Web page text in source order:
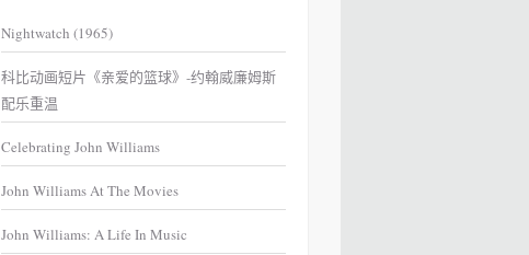
Nightwatch (1965)
科比动画短片《亲爱的篮球》-约翰威廉姆斯
配乐重温
Celebrating John Williams
John Williams At The Movies
John Williams: A Life In Music